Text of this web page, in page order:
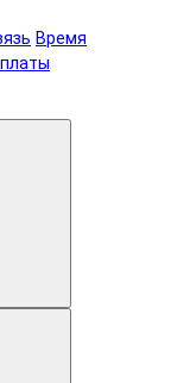
Время